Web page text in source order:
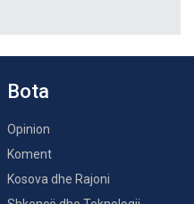
Bota
Opinion
Koment
Kosova dhe Rajoni